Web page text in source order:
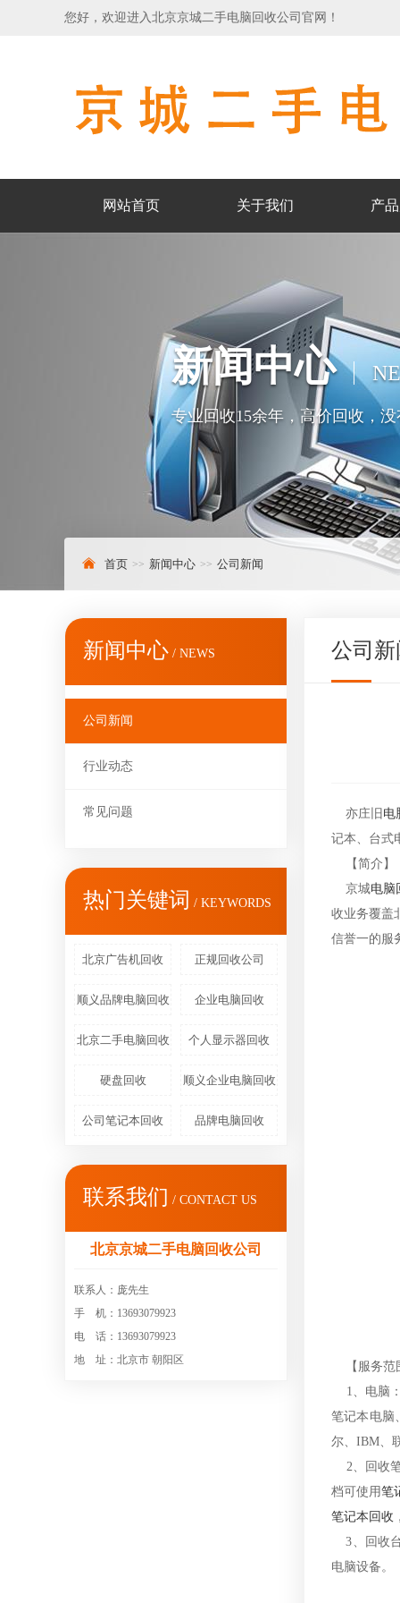
您好，欢迎进入北京京城二手电脑回收公司官网！
网站首页 关于我们 产
新闻中心
专业回收15余年，高价回收，
首页 新闻中心 公司新闻
新闻中心 / NEWS
公司新闻
行业动态
常见问题
热门关键词 / KEYWORDS
北京广告机回收 正规回收公司
顺义品牌电脑回收 企业电脑回收
北京二手电脑回收 个人显示器回收
硬盘回收 顺义企业电脑回收
公司笔记本回收 品牌电脑回收
联系我们 / CONTACT US
北京京城二手电脑回收公司
联系人：庞先生
手 机：13693079923
电 话：13693079923
地 址：北京市 朝阳区
公司新
亦庄旧 电
记本、台式
【简介】
京城电脑
收业务覆盖
信誉一的服
【服务范
1、电脑：
笔记本电脑
尔、IBM、
2、回收笔
档可使用笔
笔记本回收
3、回收台
电脑设备。